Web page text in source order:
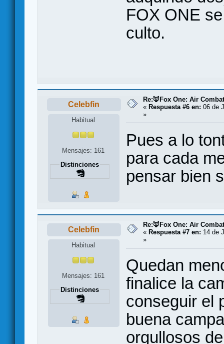
FOX ONE
culto.
Celebfin
Habitual
Mensajes: 161
Distinciones
Re:🦊Fox One: Air
« Respuesta #6 en: 06 de
»
Pues a lo
para cada
pensar bien
Celebfin
Habitual
Mensajes: 161
Distinciones
Re:🦊Fox One: Air
« Respuesta #7 en: 14 de
»
Quedan
finalice la
conseguir el
buena
orgullosos